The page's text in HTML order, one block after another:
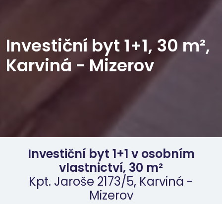
Investiční byt 1+1, 30 m²,
Karviná - Mizerov
Investiční byt 1+1 v osobním
vlastnictví, 30 m²
Kpt. Jaroše 2173/5, Karviná -
Mizerov